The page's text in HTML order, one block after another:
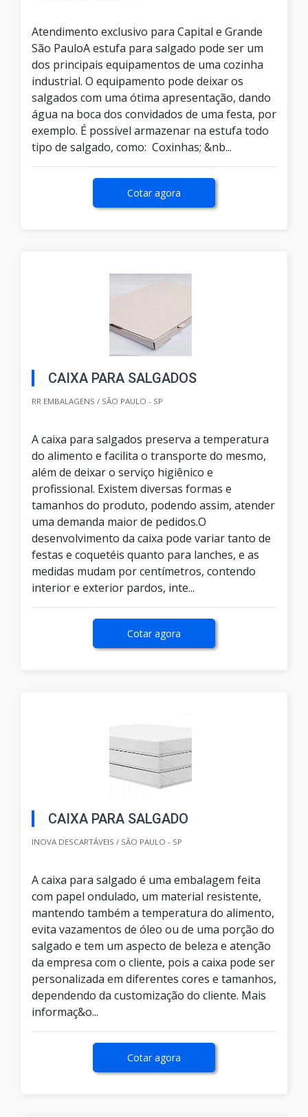
Atendimento exclusivo para Capital e Grande
São PauloA estufa para salgado pode ser um
dos principais equipamentos de uma cozinha
industrial. O equipamento pode deixar os
salgados com uma ótima apresentação, dando
água na boca dos convidados de uma festa, por
exemplo. É possível armazenar na estufa todo
tipo de salgado, como: Coxinhas; &nb...
Cotar agora
CAIXA PARA SALGADOS
RR EMBALAGENS / SÃO PAULO - SP
A caixa para salgados preserva a temperatura
do alimento e facilita o transporte do mesmo,
além de deixar o serviço higiênico e
profissional. Existem diversas formas e
tamanhos do produto, podendo assim, atender
uma demanda maior de pedidos.O
desenvolvimento da caixa pode variar tanto de
festas e coquetéis quanto para lanches, e as
medidas mudam por centímetros, contendo
interior e exterior pardos, inte...
Cotar agora
CAIXA PARA SALGADO
INOVA DESCARTÁVEIS / SÃO PAULO - SP
A caixa para salgado é uma embalagem feita
com papel ondulado, um material resistente,
mantendo também a temperatura do alimento,
evita vazamentos de óleo ou de uma porção do
salgado e tem um aspecto de beleza e atenção
da empresa com o cliente, pois a caixa pode ser
personalizada em diferentes cores e tamanhos,
dependendo da customização do cliente. Mais
informaç&o...
Cotar agora